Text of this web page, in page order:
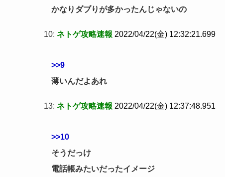
かなりダブりが多かったんじゃないの
10: ネトゲ攻略速報 2022/04/22(金) 12:32:21.699
>>9
薄いんだよあれ
13: ネトゲ攻略速報 2022/04/22(金) 12:37:48.951
>>10
そうだっけ
電話帳みたいだったイメージ